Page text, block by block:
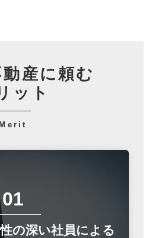
動産に頼む
ット
-
Merit
01
の深い社員による